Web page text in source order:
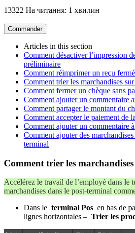
13322 На читання: 1 хвилин
Commander
Articles in this section
Comment désactiver l’impression
préliminaire
Comment réimprimer un reçu fermé
Comment trier les marchandises
Comment fermer un chèque sans
Comment ajouter un commentaire
Comment partager le montant du
Comment accepter le paiement de
Comment ajouter un commentaire
Comment ajouter des
terminal
Comment trier les
Accélérez le travail de l’employé dans le
marchandises dans le post-terminal
Dans le terminal Pos en bas de
lignes horizontales – Trier les